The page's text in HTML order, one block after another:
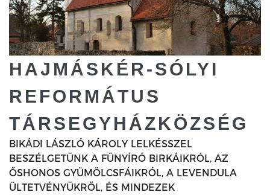
HAJMÁSKÉR-SÓLYI
REFORMÁTUS
TÁRSEGYHÁZKÖZSÉG
BIKÁDI LÁSZLÓ KÁROLY LELKÉSSZEL
BESZÉLGETÜNK A FŰNYÍRÓ BIRKÁIKRÓL, AZ
ŐSHONOS GYÜMÖLCSFÁIKRÓL, A LEVENDULA
ÜLTETVÉNYÜKRŐL, ÉS MINDEZEK